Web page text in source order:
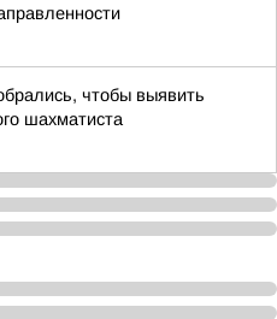
чтобы выявить
шахматиста